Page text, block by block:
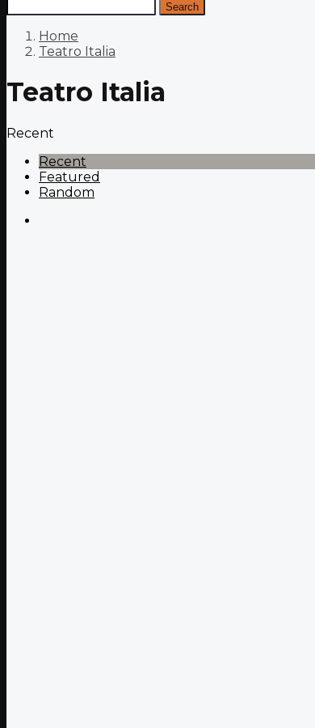
Search
Home
Teatro Italia
Teatro Italia
Recent
Recent
Featured
Random